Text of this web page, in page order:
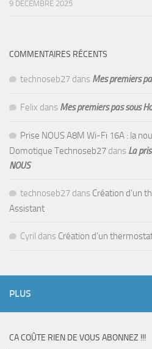
9 DÉCEMBRE 2025
COMMENTAIRES RÉCENTS
technoseb27 dans Mes premiers
Felix dans Mes premiers pas sous
Prise NOUS A8M Wi-Fi 16A : la
Domotique Technoseb27 dans La
NOUS
technoseb27 dans Création d’un
Assistant
Cyril dans Création d’un
PLUS
CA COÛTE RIEN DE VOUS ABONNEZ !!!